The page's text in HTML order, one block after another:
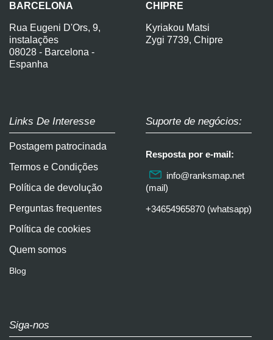
BARCELONA
Rua Eugeni D'Ors, 9,
instalações
08028 - Barcelona -
Espanha
CHIPRE
Kyriakou Matsi
Zygi 7739, Chipre
Links De Interesse
Postagem patrocinada
Termos e Condições
Política de devolução
Perguntas frequentes
Política de cookies
Quem somos
Blog
Suporte de negócios:
Resposta por e-mail:
info@ranksmap.net
(mail)
+34654965870 (whatsapp)
Siga-nos